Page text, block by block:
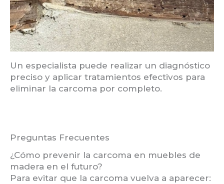
Un especialista puede realizar un diagnóstico
preciso y aplicar tratamientos efectivos para
eliminar la carcoma por completo.
Preguntas Frecuentes
¿Cómo prevenir la carcoma en muebles de
madera en el futuro?
Para evitar que la carcoma vuelva a aparecer: